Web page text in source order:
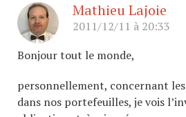
Mathieu Lajoie
2011/12/11 à 20:33
Bonjour tout le monde,
personnellement, concernant
dans nos portefeuilles, je vois